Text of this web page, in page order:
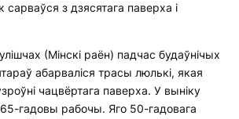
сарваўся з дзясятага паверха і
(Мінскі раён) падчас будаўнічых
абарваліся трасы люлькі, якая
чацвёртага паверха. У выніку
65-гадовы рабочы. Яго 50-гадовага